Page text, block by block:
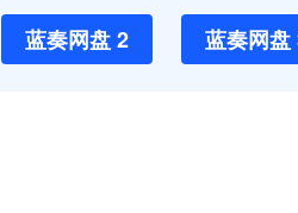
蓝奏网盘 2 蓝奏网盘